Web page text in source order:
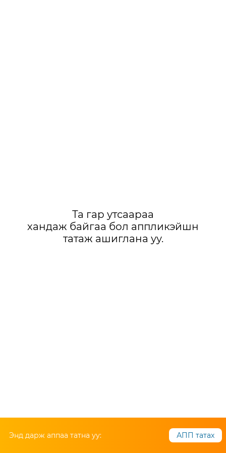
Та гар утсаараа
хандаж байгаа бол аппликэйшн
татаж ашиглана уу.
Энд дарж аппаа татна уу: АПП татах